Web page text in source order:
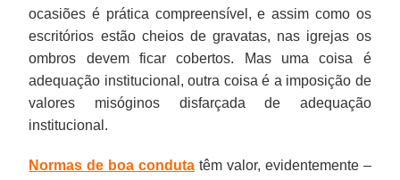
ocasiões é prática compreensível, e assim como os
escritórios estão cheios de gravatas, nas igrejas os
ombros devem ficar cobertos. Mas uma coisa é
adequação institucional, outra coisa é a imposição de
valores misóginos disfarçada de adequação
institucional.
Normas de boa conduta têm valor, evidentemente –